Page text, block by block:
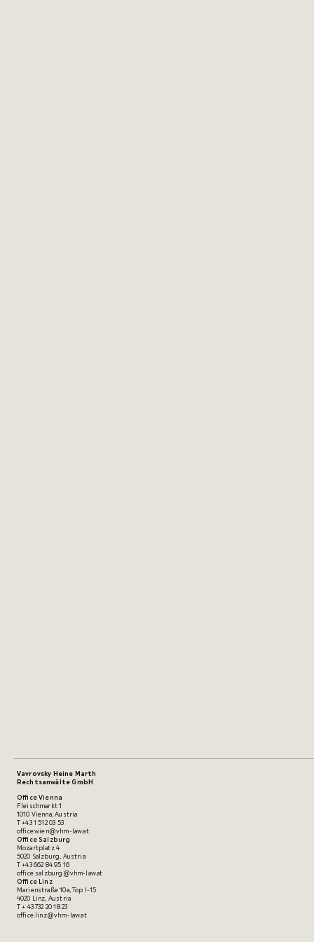
Vavrovsky Heine Marth
Rechtsanwälte GmbH
Office Vienna
Fleischmarkt 1
1010 Vienna, Austria
T+43 1 512 03 53
office.wien@vhm-law.at
Office Salzburg
Mozartplatz 4
5020 Salzburg, Austria
T+43 662 84 95 16
office.salzburg@vhm-law.at
Office Linz
Marienstraße 10a, Top I-15
4020 Linz, Austria
T+ 43 732 20 18 23
office.linz@vhm-law.at